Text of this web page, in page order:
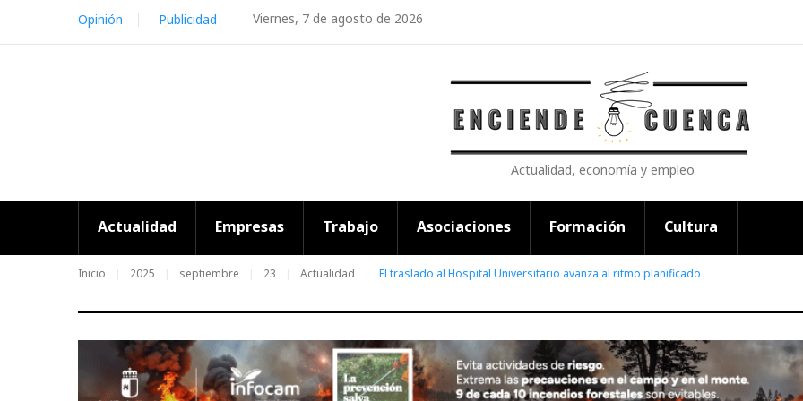
content
Viernes, 7 de agosto de 2026
Opinión Publicidad
Actualidad, economía y empleo
Actualidad Empresas Trabajo Asociaciones Formación Cultura
Inicio 2025 septiembre 23 Actualidad El traslado al Hospital Universitario avanza al ritmo planificado